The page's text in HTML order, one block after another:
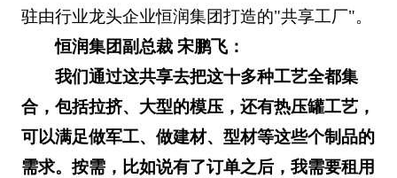
驻由行业龙头企业恒润集团打造的"共享工厂"。
恒润集团副总裁 宋鹏飞：
我们通过这共享去把这十多种工艺全都集
合，包括拉挤、大型的模压，还有热压罐工艺，
可以满足做军工、做建材、型材等这些个制品的
需求。按需，比如说有了订单之后，我需要租用